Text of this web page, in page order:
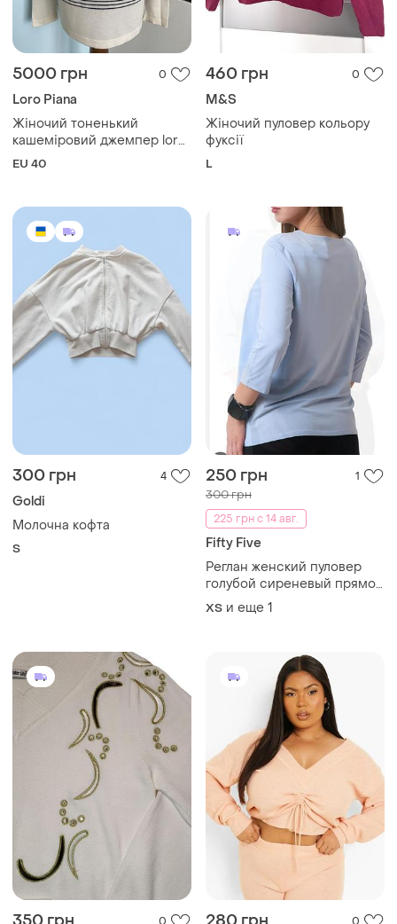
5000 грн 0
Loro Piana
Жіночий тоненький
кашеміровий джемпер loro
piana оригінал
EU 40
460 грн 0
M&S
Жіночий пуловер кольору
фуксії
L
300 грн 4
Goldi
Молочна кофта
S
250 грн 1
300 грн
225 грн с 14 авг.
Fifty Five
Реглан женский пуловер
голубой сиреневый прямой
fifty five
ХS и еще 1